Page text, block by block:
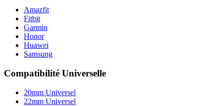
Amazfit
Fitbit
Garmin
Honor
Huawei
Samsung
Compatibilité Universelle
20mm Universel
22mm Universel